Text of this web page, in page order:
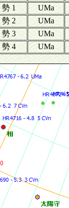
勢 1 UMa
勢 2 UMa
勢 3 UMa
勢 4 UMa